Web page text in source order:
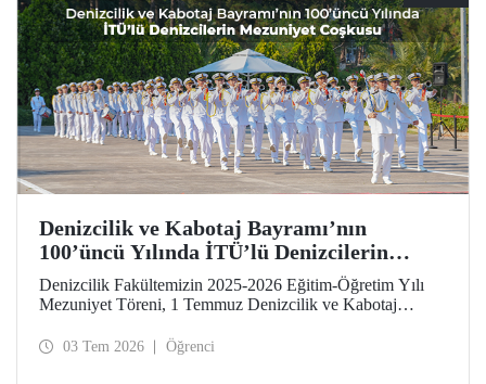
Denizcilik ve Kabotaj Bayramı’nın
100’üncü Yılında İTÜ’lü Denizcilerin
Mezuniyet Coşkusu
Denizcilik Fakültemizin 2025-2026 Eğitim-Öğretim Yılı
Mezuniyet Töreni, 1 Temmuz Denizcilik ve Kabotaj
düzenlendi. İTÜ’lüler, mezuniyet sevinçlerini aileleriyle ve
03 Tem 2026 Öğrenci